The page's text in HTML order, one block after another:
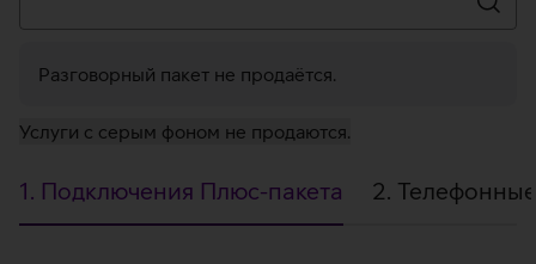
Pазговорный пакет не продаётся.
Услуги с серым фоном не продаются.
1. Подключения Плюс-пакета 2.